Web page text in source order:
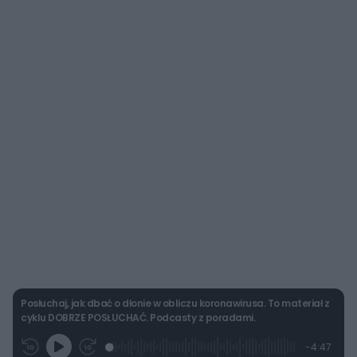
Posłuchaj, jak dbać o dłonie w obliczu koronawirusa. To materiał z
cyklu DOBRZE POSŁUCHAĆ. Podcasty z poradami.
G
P
P-4:47